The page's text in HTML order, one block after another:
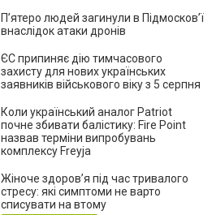
П’ятеро людей загинули в Підмосков’ї
внаслідок атаки дронів
ЄС припиняє дію тимчасового
захисту для нових українських
заявників військового віку з 5 серпня
Коли український аналог Patriot
почне збивати балістику: Fire Point
назвав терміни випробувань
комплексу Freyja
Жіноче здоров’я під час тривалого
стресу: які симптоми не варто
списувати на втому